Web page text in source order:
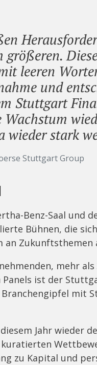
leeren
und
Stuttgart
wieder stark
Stuttgart Group
Benz-Saal und
Bühnen, die
an Zukunftsthemen
mehr als
ist der
mit
Jahr wieder
zu Kapital und